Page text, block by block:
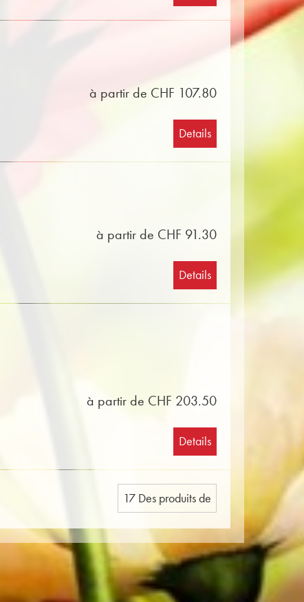
à partir de CHF 107.80
Details
à partir de CHF 91.30
Details
à partir de CHF 203.50
Details
17 Des produits de